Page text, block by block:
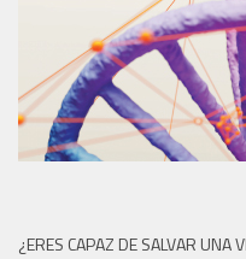
¿ERES CAPAZ DE SALVAR UNA